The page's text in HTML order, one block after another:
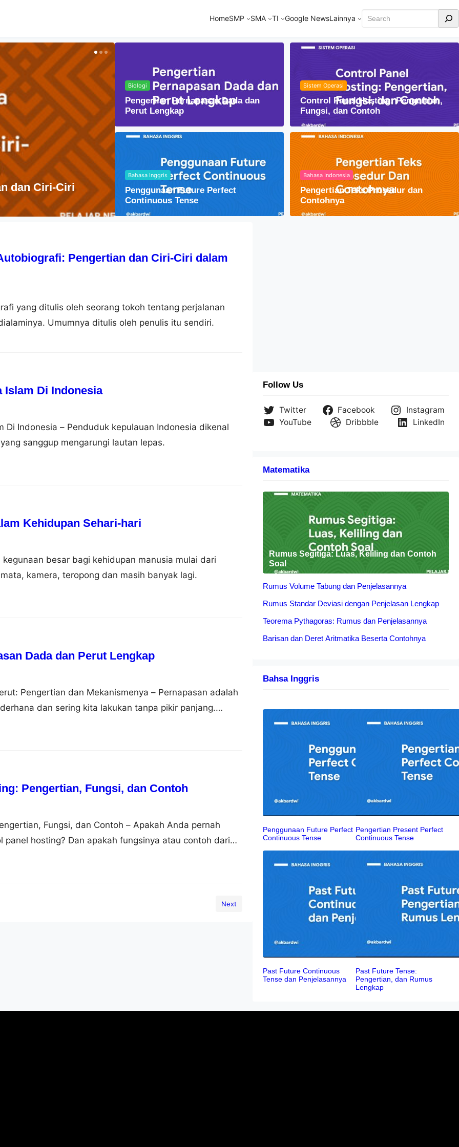
HomeSMP SMA TI Google NewsLainnya Cari
Lensa Cembung dalam Kehidupan Sehari-hari
Biologi
Pengertian Pernapasan Dada dan
Perut Lengkap
Sistem Operasi
Control Panel Hosting: Pengertian,
Fungsi, dan Contoh
Bahasa Inggris
Penggunaan Future Perfect
Continuous Tense
Bahasa Indonesia
Pengertian Teks Prosedur dan
Contohnya
Pengertian dan Ciri-Ciri dalam
yang ditulis oleh seorang tokoh tentang perjalanan
Umumnya ditulis oleh penulis itu sendiri.
Islam Di Indonesia
Di Indonesia – Penduduk kepulauan Indonesia dikenal
sanggup mengarungi lautan lepas.
Kehidupan Sehari-hari
besar bagi kehidupan manusia mulai dari
kamera, teropong dan masih banyak lagi.
Dada dan Perut Lengkap
Pengertian dan Mekanismenya – Pernapasan adalah
dan sering kita lakukan tanpa pikir panjang.
yaitu pernapasan dada dan pernapasan perut.
Pengertian, Fungsi, dan Contoh
Fungsi, dan Contoh – Apakah Anda pernah
panel hosting? Dan apakah fungsinya atau contoh dari
Jika Anda belum tahu tentang semua itu, jangan
ke artikel yang tepat. Pada artikel ini akan dijelaskan
Next
Follow Us
Twitter Facebook
Instagram
YouTube
Dribbble LinkedIn
Matematika
Rumus Segitiga: Luas, Keliling dan Contoh
Soal
Rumus Volume Tabung dan Penjelasannya
Rumus Standar Deviasi dengan Penjelasan Lengkap
Teorema Pythagoras: Rumus dan Penjelasannya
Barisan dan Deret Aritmatika Beserta Contohnya
Bahsa Inggris
Penggunaan Future Perfect
Continuous Tense
Pengertian Present Perfect
Continuous Tense
Past Future Continuous
Tense dan Penjelasannya
Past Future Tense:
Pengertian, dan Rumus
Lengkap